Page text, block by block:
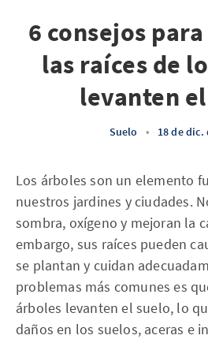
6 consejos
las raíces de
levanten
Suelo • 18 de dic.
Los árboles son un elemento
nuestros jardines y ciudades.
sombra, oxígeno y mejoran la
embargo, sus raíces pueden
se plantan y cuidan
problemas más comunes es
árboles levanten el suelo, lo
daños en los suelos, aceras e